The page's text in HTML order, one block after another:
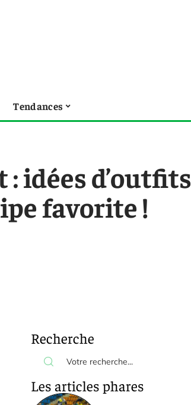
Tendances
idées d’outfits
favorite !
Recherche
Les articles phares